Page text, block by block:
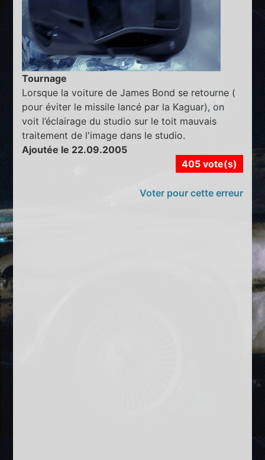
Tournage
Lorsque la voiture de James Bond se retourne (
pour éviter le missile lancé par la Kaguar), on
voit l’éclairage du studio sur le toit mauvais
traitement de l'image dans le studio.
Ajoutée le 22.09.2005
405 vote(s)
Voter pour cette erreur